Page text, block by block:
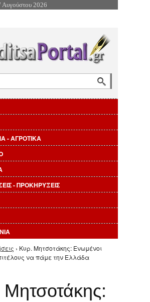
στην Πλοήγηση
2026
- ΑΓΡΟΤΙΚΑ
- ΠΡΟΚΗΡΥΞΕΙΣ
› Κυρ. Μητσοτάκης: Ενωμένοι
να πάμε την Ελλάδα